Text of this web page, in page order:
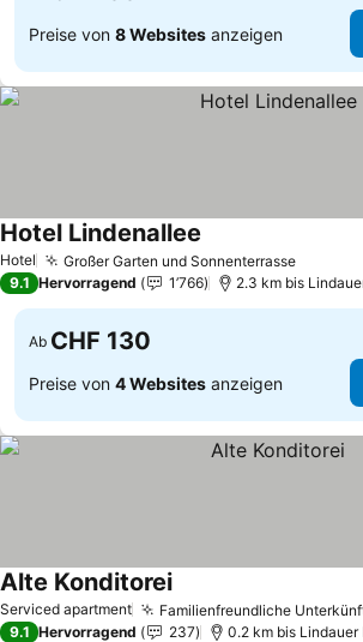
Preise von 8 Websites anzeigen
Hotel Großer Garten und SonnenterrassePreise
Hotel Lindenallee
9.1 Hervorragend 1’766 2.3 km bis
Ab CHF 130
Preise von 4 Websites anzeigen
Serviced apartment Familienfreundliche
Alte KonditoreiPreise sehen
9.1 Hervorragend 237 0.2 km bis Lindauer